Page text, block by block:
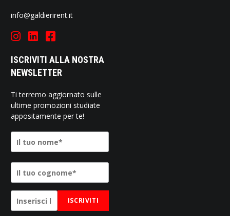
info@galdierirent.it
ISCRIVITI ALLA NOSTRA
NEWSLETTER
Ti terremo aggiornato sulle
ultime promozioni studiate
appositamente per te!
ISCRIVITI